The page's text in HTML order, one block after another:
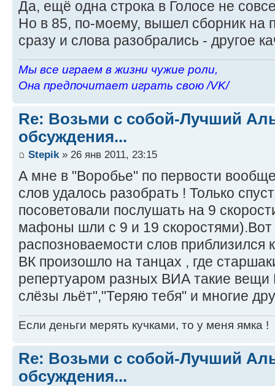
Да, ещё одна строка в Голосе не
Но в 85, по-моему, вышел сборник на
сразу и слова разобрались - другое
Мы все играем в жизни чужие роли,
Она предпочитает играть свою /VK/
Re: Возьми с собой-Лучший
обсуждения...
Stepik» 26 янв 2011, 23:15
А мне в "Воробье" по первости
слов удалось разобрать ! Только
посоветовали послушать на 9
мафоны шли с 9 и 19 скоростями).Вот
распозноваемости слов приблизился
ВК произошло на танцах , где
репертуаром разных ВИА такие вещи
слёзы льёт","Теряю тебя" и многие
Если деньги мерять кучками, то у меня ямка !
Re: Возьми с собой-Лучший
обсуждения...